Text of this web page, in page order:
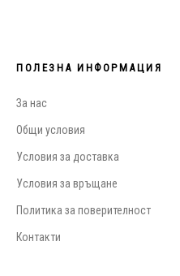
ПОЛЕЗНА ИНФОРМАЦИЯ
За нас
Общи условия
Условия за доставка
Условия за връщане
Политика за поверителност
Контакти